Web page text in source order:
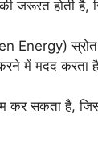
जरूरत होती है,
Energy)
में मदद करता
कर सकता है,